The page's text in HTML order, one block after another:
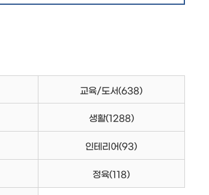
교육/도서(638)
생활(1288)
인테리어(93)
정육(118)